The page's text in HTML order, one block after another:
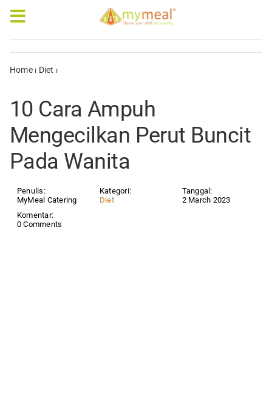
Toggle
Navigation
Caterings
Rewards
Company Profile
Home⏐ Diet ⏐
10 Cara Ampuh
Mengecilkan Perut Buncit
Pada Wanita
Penulis:
MyMeal Catering
Kategori:
Diet
Tanggal:
2 March 2023
Komentar:
0 Comments